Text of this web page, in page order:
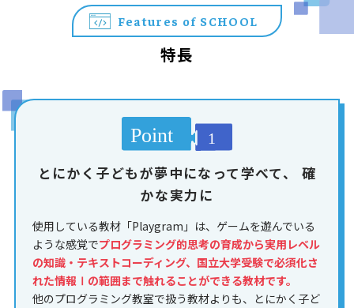
Features of SCHOOL
特長
とにかく子どもが夢中になって学べて、
確
かな実力に
使用している教材「Playgram」は、ゲームを遊んでいる
ような感覚でプログラミング的思考の育成から実用レベル
の知識・テキストコーディング、国立大学受験で必須化さ
れた情報Ⅰの範囲まで触れることができる教材です。
他のプログラミング教室で扱う教材よりも、とにかく子ど